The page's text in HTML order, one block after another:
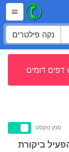
נקה פילטרים
דפים דומים
סמן טקסט
ביקורת